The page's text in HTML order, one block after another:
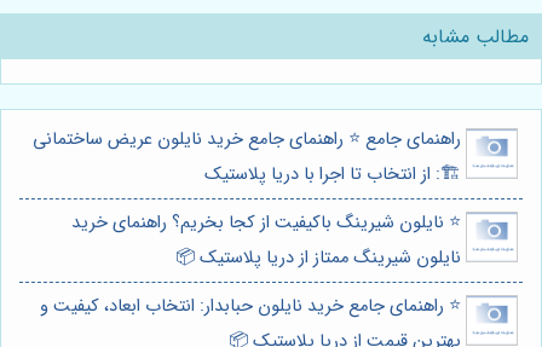
مطالب مشابه
راهنمای جامع ⭐️ راهنمای جامع خرید نایلون عریض ساختمانی
🏗️: از انتخاب تا اجرا با دریا پلاستیک
⭐️ نایلون شیرینگ باکیفیت از کجا بخریم؟ راهنمای خرید
نایلون شیرینگ ممتاز از دریا پلاستیک 📦
⭐️ راهنمای جامع خرید نایلون حبابدار: انتخاب ابعاد، کیفیت و
بهترین قیمت از دریا پلاستیک 📦